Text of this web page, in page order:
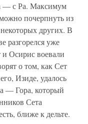
— с Ра. Максимум
почерпнуть из
других. В
разгорелся уже
Осирис воевали
о том, как Сет
Изиде, удалось
— Гора, который
Сета
ближе к дельте.